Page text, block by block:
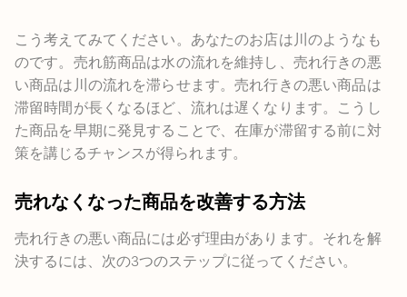
こう考えてみてください。あなたのお店は川のようなも
のです。売れ筋商品は水の流れを維持し、売れ行きの悪
い商品は川の流れを滞らせます。売れ行きの悪い商品は
滞留時間が長くなるほど、流れは遅くなります。こうし
た商品を早期に発見することで、在庫が滞留する前に対
策を講じるチャンスが得られます。
売れなくなった商品を改善する方法
売れ行きの悪い商品には必ず理由があります。それを解
決するには、次の3つのステップに従ってください。